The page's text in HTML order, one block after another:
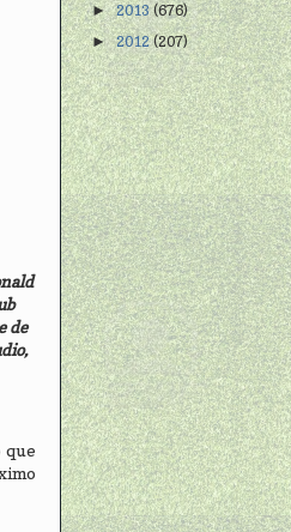
de
que
►2013(676)
►2012(207)